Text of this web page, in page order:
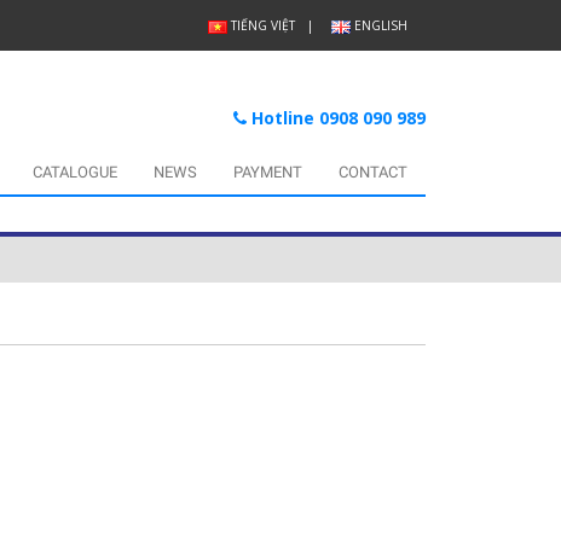
TIẾNG VIỆT ENGLISH
Hotline 0908 090 989
CATALOGUE NEWS PAYMENT CONTACT